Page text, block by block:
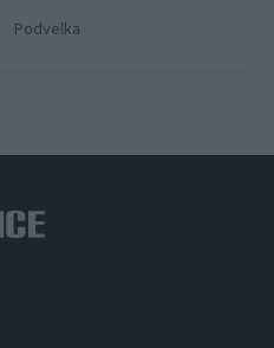
Podvelka